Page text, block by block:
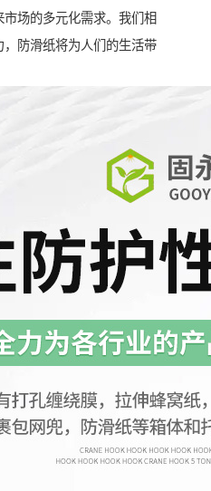
场的多元化需求。我们相
防滑纸将为人们的生活带